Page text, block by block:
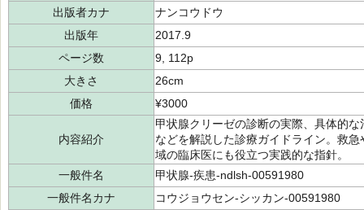
出版者カナ
ナンコウドウ
出版年
2017.9
ページ数
9, 112p
大きさ
26cm
価格
¥3000
内容紹介
甲状腺クリーゼの診断の実際、具体的
などを解説した診療ガイドライン。救
域の臨床医にも役立つ実践的な指針。
一般件名
甲状腺-疾患-ndlsh-00591980
一般件名カナ
コウジョウセン-シッカン-00591980